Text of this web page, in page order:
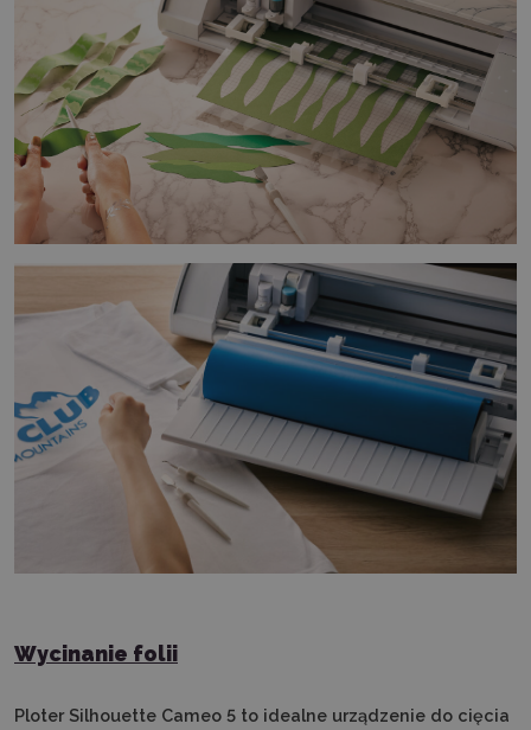
Wycinanie folii
Ploter Silhouette Cameo 5 to idealne urządzenie do cięcia